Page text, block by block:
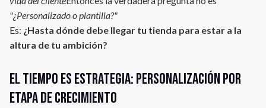
"¿Personalizado o plantilla?"
Es: ¿Hasta dónde debe llegar tu tienda para estar a la
altura de tu ambición?
El tiempo es estrategia: personalización por
etapa de crecimiento